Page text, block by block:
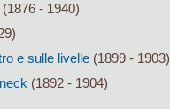
(1876 - 1940)
e sulle livelle (1899 - 1903)
(1892 - 1904)